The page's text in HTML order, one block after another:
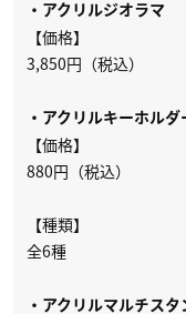
・アクリルジオラマ
【価格】
3,850円（税込）
・アクリルキーホルダ
【価格】
880円（税込）
【種類】
全6種
・アクリルマルチスタ